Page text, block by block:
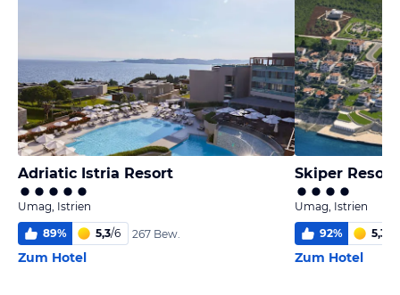
Adriatic Istria Resort
Umag, Istrien
89% 5,3/6 267 Bew.
Zum Hotel
Skiper Resort
Umag, Istrien
92% 5,3
Zum Hotel